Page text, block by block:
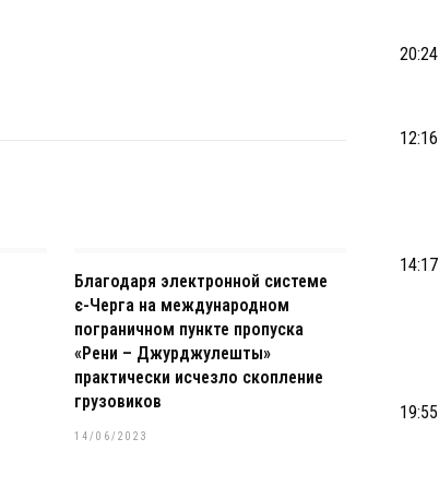
Благодаря электронной системе
є-Черга на международном
пограничном пункте пропуска
«Рени – Джурджулешты»
практически исчезло скопление
грузовиков
14/06/2023
20:24
12:16
14:17
19:55